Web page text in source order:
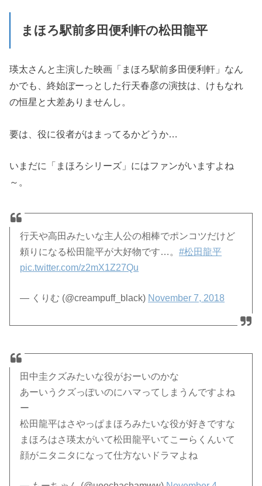
まほろ駅前多田便利軒の松田龍平
瑛太さんと主演した映画「まほろ駅前多田便利軒」なん
かでも、終始ぼーっとした行天春彦の演技は、けもなれ
の恒星と大差ありませんし。
要は、役に役者がはまってるかどうか…
いまだに「まほろシリーズ」にはファンがいますよね
～。
行天や高田みたいな主人公の相棒でポンコツだけど
頼りになる松田龍平が大好物です…。#松田龍平
pic.twitter.com/z2mX1Z27Qu
— くりむ (@creampuff_black) November 7, 2018
田中圭クズみたいな役がおーいのかな
あーいうクズっぽいのにハマってしまうんですよね
ー
松田龍平はさやっぱまほろみたいな役が好きですな
まほろはさ瑛太がいて松田龍平いてこーらくんいて
顔がニタニタになって仕方ないドラマよね